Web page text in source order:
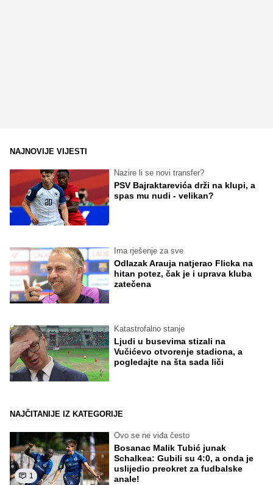
NAJNOVIJE VIJESTI
Nazire li se novi transfer?
PSV Bajraktarevića drži na klupi, a
spas mu nudi - velikan?
Ima rješenje za sve
Odlazak Arauja natjerao Flicka na
hitan potez, čak je i uprava kluba
zatečena
Katastrofalno stanje
Ljudi u busevima stizali na
Vučićevo otvorenje stadiona, a
pogledajte na šta sada liči
NAJČITANIJE IZ KATEGORIJE
1
Ovo se ne viđa često
Bosanac Malik Tubić junak
Schalkea: Gubili su 4:0, a onda je
uslijedio preokret za fudbalske
anale!